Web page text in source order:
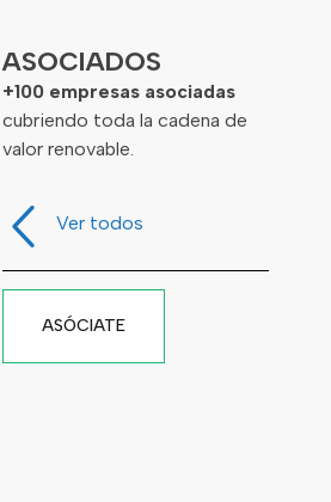
ASOCIADOS
+100 empresas asociadas
cubriendo toda la cadena de
valor renovable.
Ver todos
ASÓCIATE